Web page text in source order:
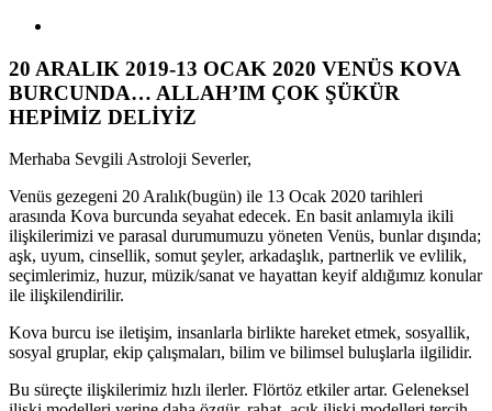
Image
20 ARALIK 2019-13 OCAK 2020 VENÜS KOVA
BURCUNDA… ALLAH’IM ÇOK ŞÜKÜR
HEPİMİZ DELİYİZ
Merhaba Sevgili Astroloji Severler,
Venüs gezegeni 20 Aralık(bugün) ile 13 Ocak 2020 tarihleri
arasında Kova burcunda seyahat edecek. En basit anlamıyla ikili
ilişkilerimizi ve parasal durumumuzu yöneten Venüs, bunlar dışında;
aşk, uyum, cinsellik, somut şeyler, arkadaşlık, partnerlik ve evlilik,
seçimlerimiz, huzur, müzik/sanat ve hayattan keyif aldığımız konular
ile ilişkilendirilir.
Kova burcu ise iletişim, insanlarla birlikte hareket etmek, sosyallik,
sosyal gruplar, ekip çalışmaları, bilim ve bilimsel buluşlarla ilgilidir.
Bu süreçte ilişkilerimiz hızlı ilerler. Flörtöz etkiler artar. Geleneksel